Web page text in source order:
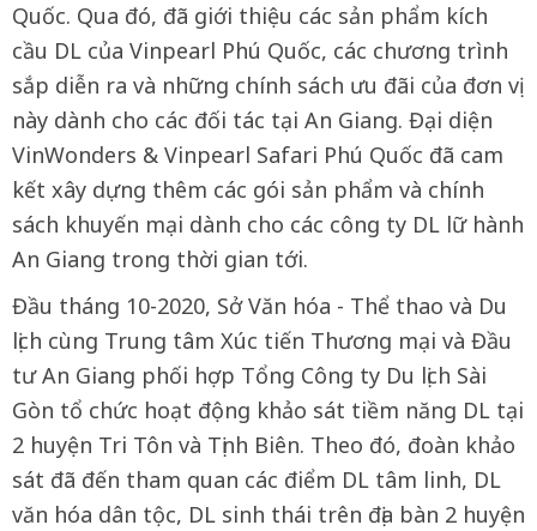
Quốc. Qua đó, đã giới thiệu các sản phẩm kích
cầu DL của Vinpearl Phú Quốc, các chương trình
sắp diễn ra và những chính sách ưu đãi của đơn vị
này dành cho các đối tác tại An Giang. Đại diện
VinWonders & Vinpearl Safari Phú Quốc đã cam
kết xây dựng thêm các gói sản phẩm và chính
sách khuyến mại dành cho các công ty DL lữ hành
An Giang trong thời gian tới.
Đầu tháng 10-2020, Sở Văn hóa - Thể thao và Du
lịch cùng Trung tâm Xúc tiến Thương mại và Đầu
tư An Giang phối hợp Tổng Công ty Du lịch Sài
Gòn tổ chức hoạt động khảo sát tiềm năng DL tại
2 huyện Tri Tôn và Tịnh Biên. Theo đó, đoàn khảo
sát đã đến tham quan các điểm DL tâm linh, DL
văn hóa dân tộc, DL sinh thái trên địa bàn 2 huyện